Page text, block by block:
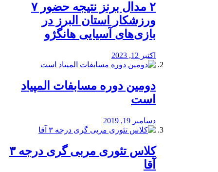
۲ مدال برنز نتیجه حضور ۷
ورزشکار استان البرز در
بازی‌های آسیایی هانگژو
اکتبر 12, 2023
دومین دوره مسابفات المپیاد
است
دسامبر 19, 2019
کلاس تئوری مربی گری درجه ۳
آقا